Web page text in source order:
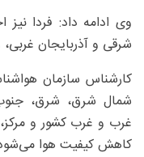
وی ادامه داد: فردا نیز
شرقی و آذربایجان غربی،
شمال‌ شرق، شرق،
غرب و غرب کشور و
کاهش کیفیت هوا